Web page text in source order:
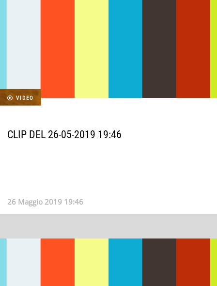
VIDEO
CLIP DEL 26-05-2019 19:46
26 Maggio 2019 19:46